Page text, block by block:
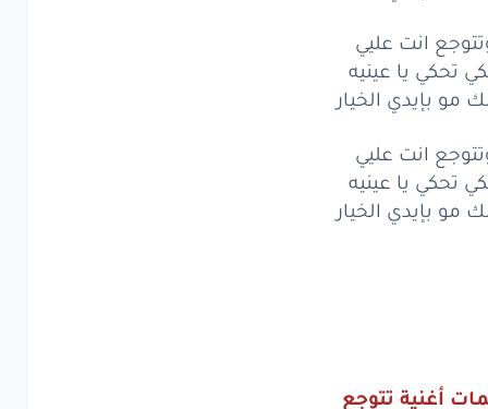
كل يوم
ليل نهار
ندمت
موبإيديالخيار
انت عليي
انت عليي
تحكي يا عينيه
مو بإيدي الخيار
انت عليي
تحكي يا عينيه
مو بإيدي الخيار
أغنية تتوجع